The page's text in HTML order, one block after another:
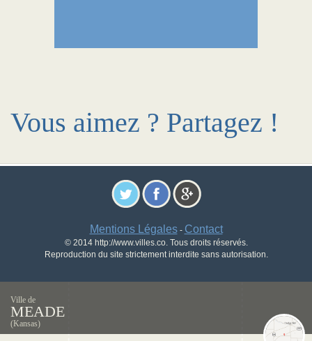
Vous aimez ? Partagez !
Mentions Légales- Contact
© 2014 http://www.villes.co. Tous droits réservés.
Reproduction du site strictement interdite sans autorisation.
Ville de
MEADE
(Kansas)